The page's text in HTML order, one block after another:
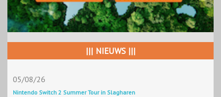
||| NIEUWS |||
05/08/26
Nintendo Switch 2 Summer Tour in Slagharen